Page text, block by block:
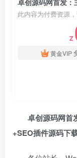
此内容为付费资源
Z
黄金VIP
卓创源码网首
+SEO插件源码下